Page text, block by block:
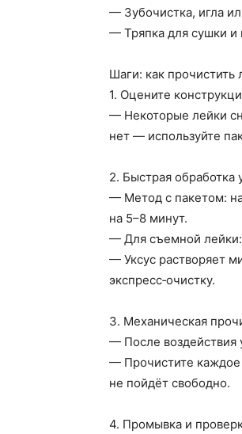
— Зубочистка, игла
— Тряпка для сушки и
Шаги: как прочистить
1. Оцените
— Некоторые лейки
нет — используйте
2. Быстрая обработка
— Метод с пакетом:
на 5–8 минут.
— Для съемной лейки:
— Уксус растворяет
экспресс‑очистку.
3. Механическая
— После воздействия
— Прочистите каждое
не пойдёт свободно.
4. Промывка и